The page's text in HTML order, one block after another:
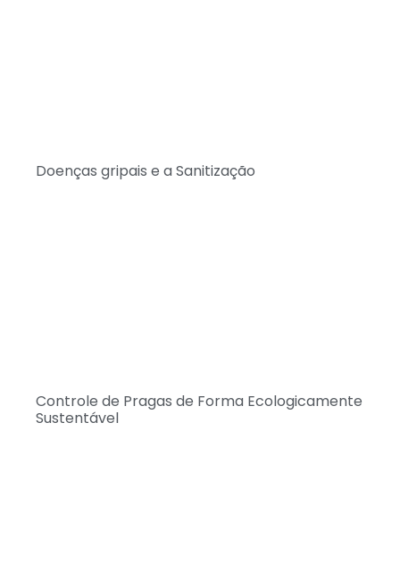
Doenças gripais e a Sanitização
Controle de Pragas de Forma Ecologicamente
Sustentável